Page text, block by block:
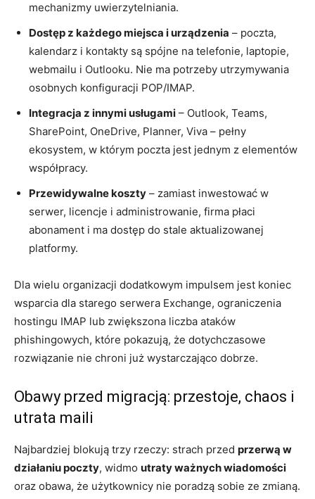
mechanizmy uwierzytelniania.
Dostęp z każdego miejsca i urządzenia – poczta,
kalendarz i kontakty są spójne na telefonie, laptopie,
webmailu i Outlooku. Nie ma potrzeby utrzymywania
osobnych konfiguracji POP/IMAP.
Integracja z innymi usługami – Outlook, Teams,
SharePoint, OneDrive, Planner, Viva – pełny
ekosystem, w którym poczta jest jednym z elementów
współpracy.
Przewidywalne koszty – zamiast inwestować w
serwer, licencje i administrowanie, firma płaci
abonament i ma dostęp do stale aktualizowanej
platformy.
Dla wielu organizacji dodatkowym impulsem jest koniec
wsparcia dla starego serwera Exchange, ograniczenia
hostingu IMAP lub zwiększona liczba ataków
phishingowych, które pokazują, że dotychczasowe
rozwiązanie nie chroni już wystarczająco dobrze.
Obawy przed migracją: przestoje, chaos i
utrata maili
Najbardziej blokują trzy rzeczy: strach przed przerwą w
działaniu poczty, widmo utraty ważnych wiadomości
oraz obawa, że użytkownicy nie poradzą sobie ze zmianą.